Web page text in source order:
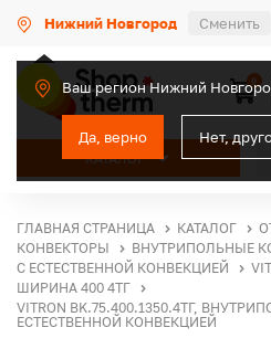
Нижний Новгород Сменить
Ваш регион Нижний
Да, верно Нет,
КАТАЛОГ
0
ГЛАВНАЯ СТРАНИЦА КАТАЛОГ
КОНВЕКТОРЫ
ВНУТРИПОЛЬНЫЕ
С ЕСТЕСТВЕННОЙ КОНВЕКЦИЕЙ
ШИРИНА 400 4ТГ
VITRON BK.75.400.1350.4ТГ,
ЕСТЕСТВЕННОЙ КОНВЕКЦИЕЙ